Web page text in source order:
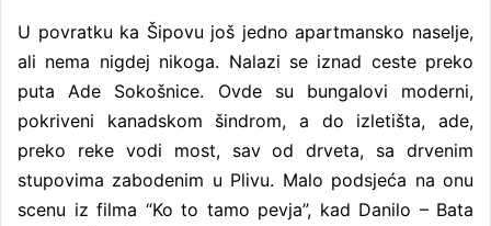
U povratku ka Šipovu još jedno apartmansko naselje,
ali nema nigdej nikoga. Nalazi se iznad ceste preko
puta Ade Sokošnice. Ovde su bungalovi moderni,
pokriveni kanadskom šindrom, a do izletišta, ade,
preko reke vodi most, sav od drveta, sa drvenim
stupovima zabodenim u Plivu. Malo podsjeća na onu
scenu iz filma “Ko to tamo pevja”, kad Danilo – Bata